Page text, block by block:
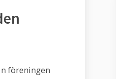
föreningen